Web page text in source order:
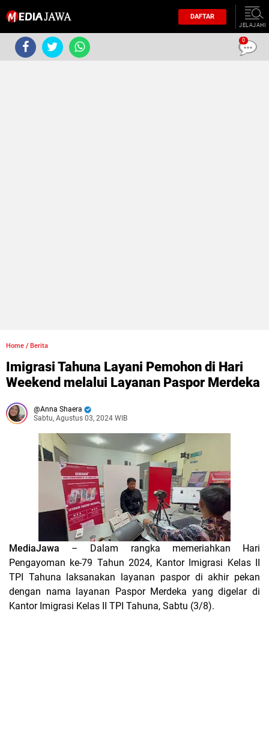
DAFTAR
JELAJAHI
Home / Berita
Imigrasi Tahuna Layani Pemohon di Hari
Weekend melalui Layanan Paspor Merdeka
Anna Shaera
Sabtu, Agustus 03, 2024 WIB
MediaJawa – Dalam rangka memeriahkan Hari
Pengayoman ke-79 Tahun 2024, Kantor Imigrasi Kelas II
TPI Tahuna laksanakan layanan paspor di akhir pekan
dengan nama layanan Paspor Merdeka yang digelar di
Kantor Imigrasi Kelas II TPI Tahuna, Sabtu (3/8).
0